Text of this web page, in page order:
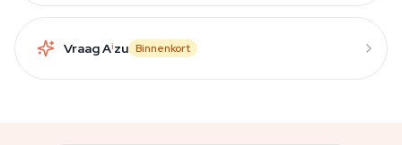
Vraag Aizu Binnenkort